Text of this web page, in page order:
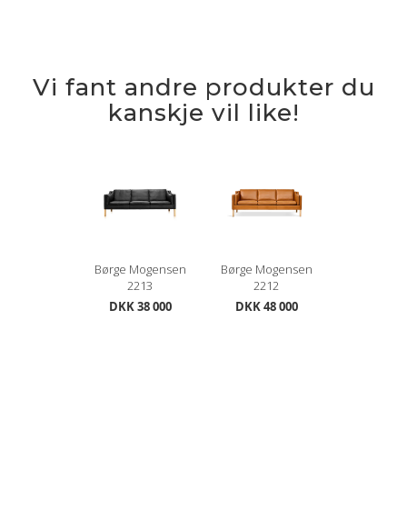
Vi fant andre produkter du
kanskje vil like!
Børge Mogensen
2213
DKK 38 000
Børge Mogensen
2212
DKK 48 000